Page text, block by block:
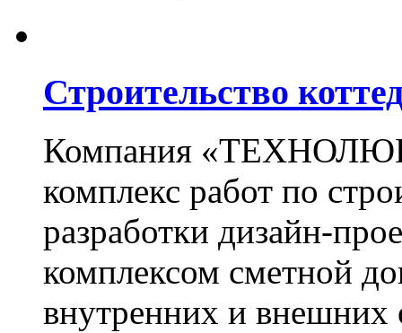
Строительство
Компания
комплекс работ по
разработки дизайн-
комплексом сметной
внутренних и внешних